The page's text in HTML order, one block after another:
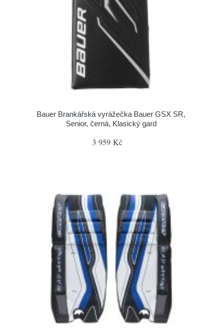
Bauer Brankářská vyrážečka Bauer GSX SR,
Senior, černá, Klasický gard
3 959 Kč